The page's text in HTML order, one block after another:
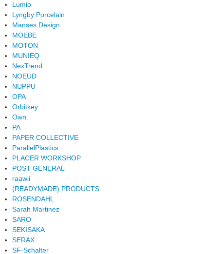
Lumio
Lyngby Porcelain
Manses Design
MOEBE
MOTON
MUNIEQ
NexTrend
NOEUD
NUPPU
OPA
Orbitkey
Own.
PA
PAPER COLLECTIVE
ParallelPlastics
PLACER WORKSHOP
POST GENERAL
raawii
(READYMADE) PRODUCTS
ROSENDAHL
Sarah Martinez
SARO
SEKISAKA
SERAX
SF-Schalter